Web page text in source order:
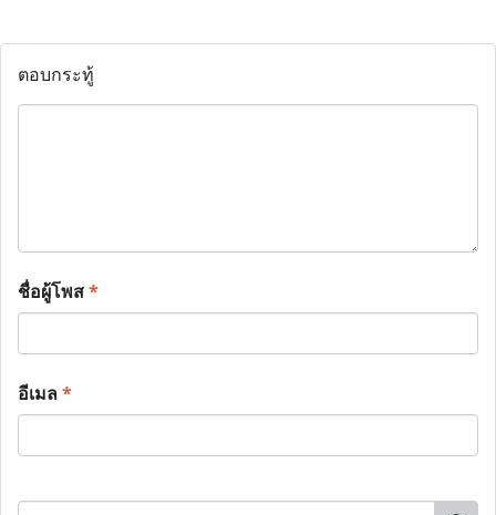
ตอบกระทู้
ชื่อผู้โพส*
อีเมล*